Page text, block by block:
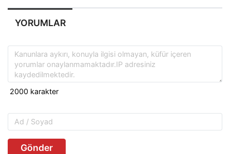
YORUMLAR
Gönder